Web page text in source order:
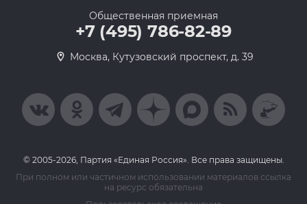
Общественная приемная
+7 (495) 786-82-89
Москва, Кутузовский проспект, д. 39
© 2005-2026, Партия «Единая Россия». Все права защищены.
При полном или частичном использовании материалов ссылка
на ресурс обязательна